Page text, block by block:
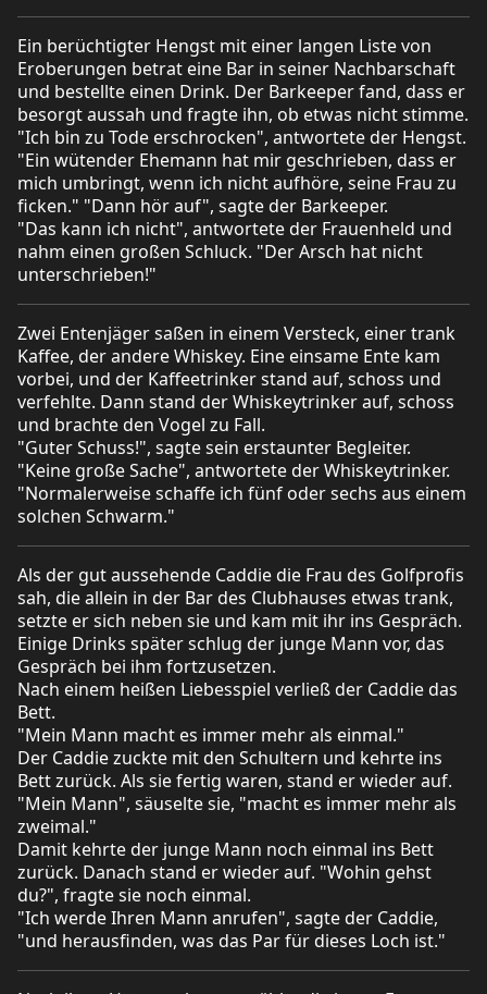
Ein berüchtigter Hengst mit einer langen Liste von
Eroberungen betrat eine Bar in seiner Nachbarschaft
und bestellte einen Drink. Der Barkeeper fand, dass er
besorgt aussah und fragte ihn, ob etwas nicht stimme.
"Ich bin zu Tode erschrocken", antwortete der Hengst.
"Ein wütender Ehemann hat mir geschrieben, dass er
mich umbringt, wenn ich nicht aufhöre, seine Frau zu
ficken." "Dann hör auf", sagte der Barkeeper.
"Das kann ich nicht", antwortete der Frauenheld und
nahm einen großen Schluck. "Der Arsch hat nicht
unterschrieben!"
Zwei Entenjäger saßen in einem Versteck, einer trank
Kaffee, der andere Whiskey. Eine einsame Ente kam
vorbei, und der Kaffeetrinker stand auf, schoss und
verfehlte. Dann stand der Whiskeytrinker auf, schoss
und brachte den Vogel zu Fall.
"Guter Schuss!", sagte sein erstaunter Begleiter.
"Keine große Sache", antwortete der Whiskeytrinker.
"Normalerweise schaffe ich fünf oder sechs aus einem
solchen Schwarm."
Als der gut aussehende Caddie die Frau des Golfprofis
sah, die allein in der Bar des Clubhauses etwas trank,
setzte er sich neben sie und kam mit ihr ins Gespräch.
Einige Drinks später schlug der junge Mann vor, das
Gespräch bei ihm fortzusetzen.
Nach einem heißen Liebesspiel verließ der Caddie das
Bett.
"Mein Mann macht es immer mehr als einmal."
Der Caddie zuckte mit den Schultern und kehrte ins
Bett zurück. Als sie fertig waren, stand er wieder auf.
"Mein Mann", säuselte sie, "macht es immer mehr als
zweimal."
Damit kehrte der junge Mann noch einmal ins Bett
zurück. Danach stand er wieder auf. "Wohin gehst
du?", fragte sie noch einmal.
"Ich werde Ihren Mann anrufen", sagte der Caddie,
"und herausfinden, was das Par für dieses Loch ist."